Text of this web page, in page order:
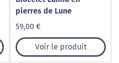
pierres de Lune
59,00 €
Voir le produit